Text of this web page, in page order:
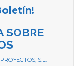
SOBRE
S.L.